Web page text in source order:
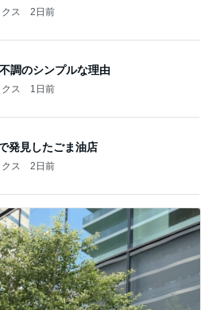
ス 2日前
調のシンプルな理由
ス 1日前
発見したごま油店
ス 2日前